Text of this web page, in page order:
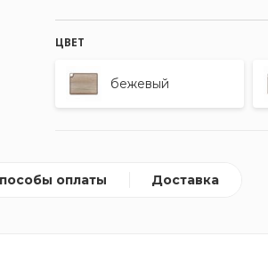
ЦВЕТ
бежевый
оплаты Доставка